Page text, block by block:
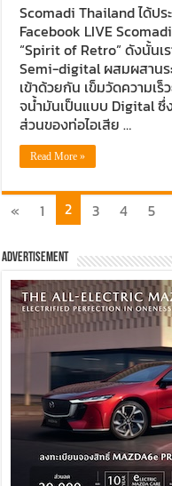
Scomadi Thailand ได้ปร
Facebook LIVE
“Spirit of Retro” ดังนั้นเ
Semi-digital ผสมผสาน
เข้าด้วยกัน เข็มวัดความเ
จน้ำมันเป็นแบบ Digital ซึ่
ส่วนของท่อไอเสีย …
Read More »
« 1 2 3 4 5
Advertisement